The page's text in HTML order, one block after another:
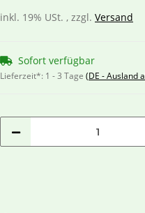
inkl. 19% USt. , zzgl. Versand
Sofort verfügbar
Lieferzeit*: 1 - 3 Tage (DE - Ausland